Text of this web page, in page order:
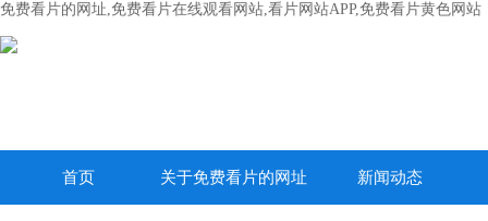
免费看片的网址,免费看片在线观看网站,看片网站APP,免费看片黄色网站
首页 关于免费看片的网址 新闻动态